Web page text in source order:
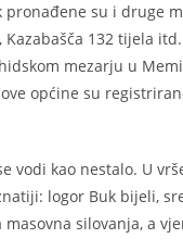
su i druge
132 tijela
mezarju u
općine su
vodi kao nestalo. U
logor Buk bijeli,
masovna silovanja, a